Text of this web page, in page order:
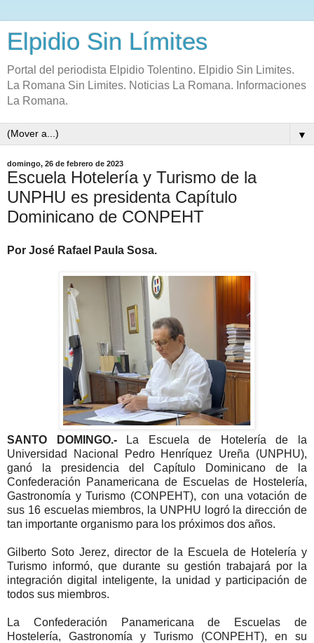
Elpidio Sin Límites
Portal del periodista Elpidio Tolentino. Elpidio Sin Limites.
La Romana Sin Limites. Noticias La Romana. Informaciones
La Romana.
▼
domingo, 26 de febrero de 2023
Escuela Hotelería y Turismo de la
UNPHU es presidenta Capítulo
Dominicano de CONPEHT
Por José Rafael Paula Sosa.
SANTO DOMINGO.-
La Escuela de Hotelería de la
Universidad Nacional Pedro Henríquez Ureña (UNPHU),
ganó la presidencia del Capítulo Dominicano de la
Confederación Panamericana de Escuelas de Hostelería,
Gastronomía y Turismo (CONPEHT), con una votación de
sus 16 escuelas miembros, la UNPHU logró la dirección de
tan importante organismo para los próximos dos años.
Gilberto Soto Jerez, director de la Escuela de Hotelería y
Turismo informó, que durante su gestión trabajará por la
integración digital inteligente, la unidad y participación de
todos sus miembros.
La Confederación Panamericana de Escuelas de
Hostelería, Gastronomía y Turismo (CONPEHT), en su